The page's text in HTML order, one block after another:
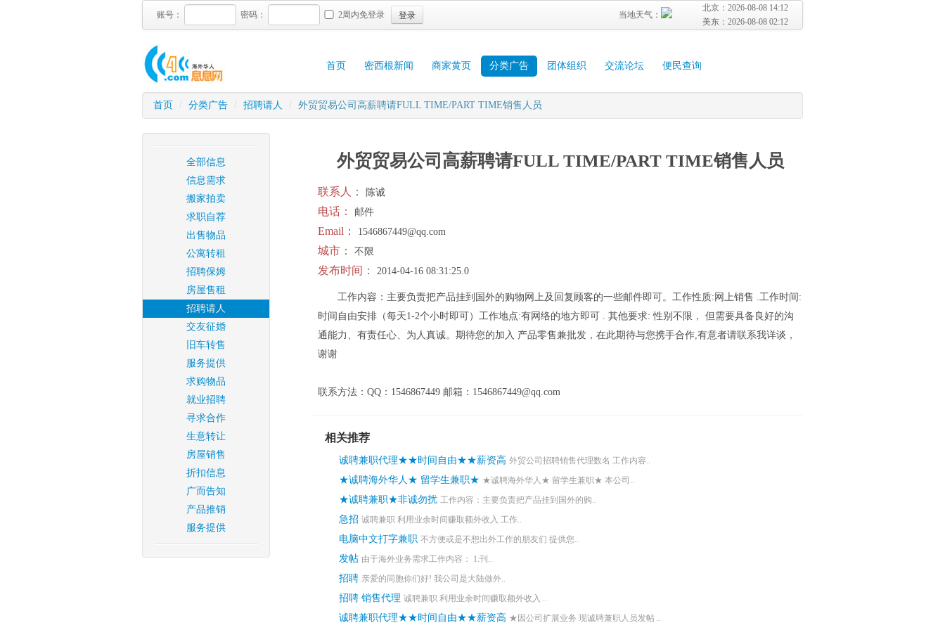
账号： 密码： 2周内免登录 登录
北京： 2026-08-08 14:12
美东： 2026-08-08 02:12
当地天气：
首页 密西根新闻 商家黄页 分类广告 团体组织 交流论坛 便民查询
首页 / 分类广告 / 招聘请人 / 外贸贸易公司高薪聘请FULL TIME/PART TIME销售人员
全部信息
信息需求
搬家拍卖
求职自荐
出售物品
公寓转租
招聘保姆
房屋售租
招聘请人
交友征婚
旧车转售
服务提供
求购物品
就业招聘
寻求合作
生意转让
房屋销售
折扣信息
广而告知
产品推销
服务提供
外贸贸易公司高薪聘请FULL TIME/PART TIME销售人员
联系人： 陈诚
电话： 邮件
Email： 1546867449@qq.com
城市： 不限
发布时间： 2014-04-16 08:31:25.0
工作内容：主要负责把产品挂到国外的购物网上及回复顾客的一些邮件即可。工作性质:网上销售 .工作时间:
时间自由安排（每天1-2个小时即可）工作地点:有网络的地方即可 . 其他要求: 性别不限， 但需要具备良好的沟
通能力、有责任心、为人真诚。期待您的加入 产品零售兼批发，在此期待与您携手合作,有意者请联系我详谈，
谢谢
联系方法：QQ：1546867449 邮箱：1546867449@qq.com
相关推荐
诚聘兼职代理★★时间自由★★薪资高 外贸公司招聘销售代理数名 工作内容..
★诚聘海外华人★ 留学生兼职★ ★诚聘海外华人★ 留学生兼职★ 本公司..
★诚聘兼职★非诚勿扰 工作内容：主要负责把产品挂到国外的购..
急招 诚聘兼职 利用业余时间赚取额外收入 工作..
电脑中文打字兼职 不方便或是不想出外工作的朋友们 提供您..
发帖 由于海外业务需求工作内容： 1:刊..
招聘 亲爱的同胞你们好! 我公司是大陆做外..
招聘 销售代理 诚聘兼职 利用业余时间赚取额外收入 ..
诚聘兼职代理★★时间自由★★薪资高 ★因公司扩展业务 现诚聘兼职人员发帖 ..